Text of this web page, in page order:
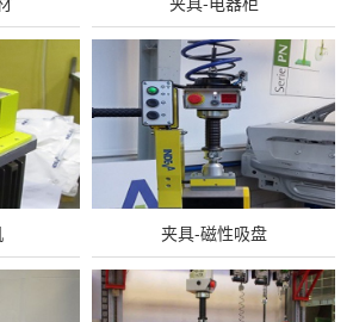
夹具-磁性吸盘